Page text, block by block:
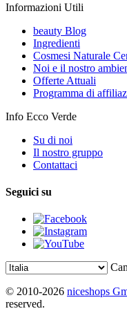
Informazioni Utili
beauty Blog
Ingredienti
Cosmesi Naturale
Noi e il nostro
Offerte Attuali
Programma di
Info Ecco Verde
Su di noi
Il nostro gruppo
Contattaci
Seguici su
© 2010-2026 niceshops
reserved.